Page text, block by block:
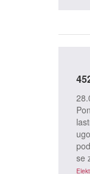
se